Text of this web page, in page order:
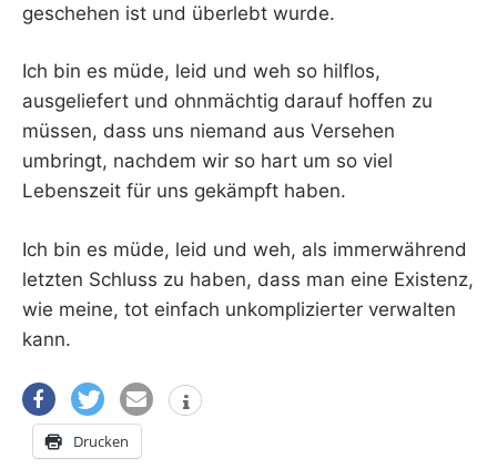
geschehen ist und überlebt wurde.
Ich bin es müde, leid und weh so hilflos,
ausgeliefert und ohnmächtig darauf hoffen zu
müssen, dass uns niemand aus Versehen
umbringt, nachdem wir so hart um so viel
Lebenszeit für uns gekämpft haben.
Ich bin es müde, leid und weh, als immerwährend
letzten Schluss zu haben, dass man eine Existenz,
wie meine, tot einfach unkomplizierter verwalten
kann.
Drucken